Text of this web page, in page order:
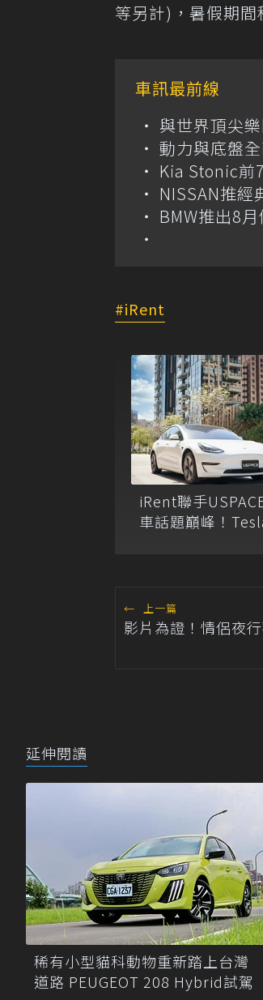
等另計)，暑假期間
車訊最前線
與世界頂尖
動力與底盤
Kia Stonic
NISSAN推
BMW推出8
iRent
iRent聯手
車話題巔峰！
← 上一篇
影片為證！情侶夜
延伸閱讀
稀有小型貓科動物重新踏上台灣
道路 PEUGEOT 208 Hybrid試駕